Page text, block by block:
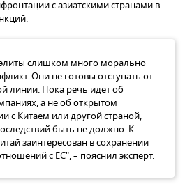
с азиатскими странами в
слишком много морально
Они не готовы отступать от
линии. Пока речь идет об
а не об открытом
с Китаем или другой страной,
быть не должно. К
заинтересован в сохранении
с ЕС", – пояснил эксперт.